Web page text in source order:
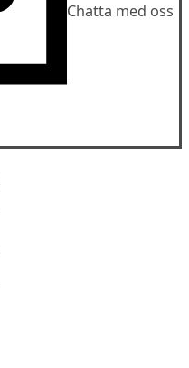
Chatta med oss